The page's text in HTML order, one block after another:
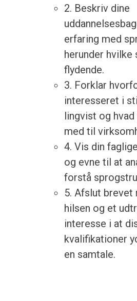
2. Beskriv dine
erfaring med
herunder hvilke
flydende.
3. Forklar
interesseret i
lingvist og
med til
4. Vis din
og evne til at
forstå
5. Afslut brevet
hilsen og et
interesse i at
kvalifikationer
en samtale.